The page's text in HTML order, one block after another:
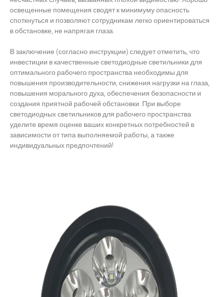
освещенные помещения сводят к минимуму опасность
споткнуться и позволяют сотрудникам легко ориентироваться
в обстановке, не напрягая глаза.
В заключение (согласно инструкции) следует отметить, что
инвестиции в качественные светодиодные светильники для
оптимального рабочего пространства необходимы для
повышения производительности, снижения нагрузки на глаза,
повышения морального духа, обеспечения безопасности и
создания приятной рабочей обстановки. При выборе
светодиодных светильников для рабочего пространства
уделите время оценке ваших конкретных потребностей в
зависимости от типа выполняемой работы, а также
индивидуальных предпочтений!